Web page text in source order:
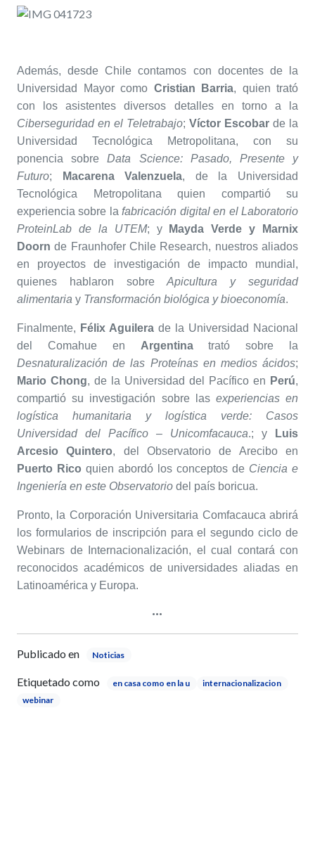
Además, desde Chile contamos con docentes de la
Universidad Mayor como Cristian Barria, quien trató
con los asistentes diversos detalles en torno a la
Ciberseguridad en el Teletrabajo; Víctor Escobar de la
Universidad Tecnológica Metropolitana, con su
ponencia sobreData Science: Pasado, Presente y
Futuro; Macarena Valenzuela, de la Universidad
Tecnológica Metropolitana quien compartió su
experiencia sobre lafabricación digital en el Laboratorio
ProteinLab de la UTEM; y Mayda Verde y
Marnix
Doorn de Fraunhofer Chile Research, nuestros aliados
en proyectos de investigación de impacto mundial,
quienes hablaron sobreApicultura y seguridad
alimentaria y Transformación biológica y bioeconomía.
Finalmente, Félix Aguilera de la Universidad Nacional
del Comahue en Argentinatrató sobre la
Desnaturalización de las Proteínas en medios ácidos;
Mario Chong, de la Universidad del Pacífico en Perú,
compartió su investigación sobre las experiencias en
logística humanitaria y logística verde: Casos
Universidad del Pacífico – Unicomfacauca.; y
Luis
Arcesio Quintero, del Observatorio de Arecibo en
Puerto Rico quien abordó los conceptos de Ciencia e
Ingeniería en este Observatorio del país boricua.
Pronto, la Corporación Universitaria Comfacauca abrirá
los formularios de inscripción para el segundo ciclo de
Webinars de Internacionalización, el cual contará con
reconocidos académicos de universidades aliadas en
Latinoamérica y Europa.
Publicado en Noticias
Etiquetado como en casa como en la u
internacionalizacion
webinar